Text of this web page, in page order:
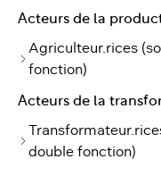
Acteurs de la
Agriculteur.rices
fonction)
Acteurs de la
double fonction)